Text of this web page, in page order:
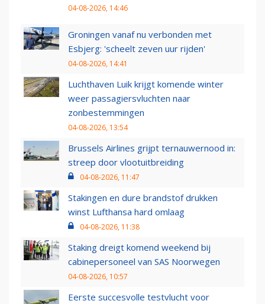
04-08-2026, 14:46
Groningen vanaf nu verbonden met
Esbjerg: 'scheelt zeven uur rijden'
04-08-2026, 14:41
Luchthaven Luik krijgt komende winter
weer passagiersvluchten naar
zonbestemmingen
04-08-2026, 13:54
Brussels Airlines grijpt ternauwernood in:
streep door vlootuitbreiding
04-08-2026, 11:47
Stakingen en dure brandstof drukken
winst Lufthansa hard omlaag
04-08-2026, 11:38
Staking dreigt komend weekend bij
cabinepersoneel van SAS Noorwegen
04-08-2026, 10:57
Eerste succesvolle testvlucht voor